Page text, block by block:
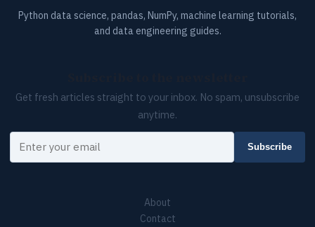
Python data science, pandas, NumPy, machine learning tutorials,
and data engineering guides.
Get fresh articles straight to your inbox. No spam, unsubscribe
anytime.
Your email
Subscribe
About
Contact